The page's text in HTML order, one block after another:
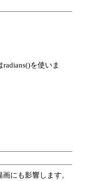
を使いま
にも影響します。